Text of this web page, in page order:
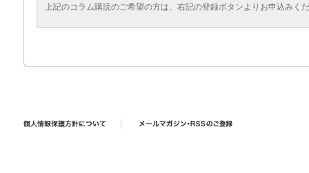
上記のコラム購読のご希望の方は、右記の登録ボタンよりお申込みく